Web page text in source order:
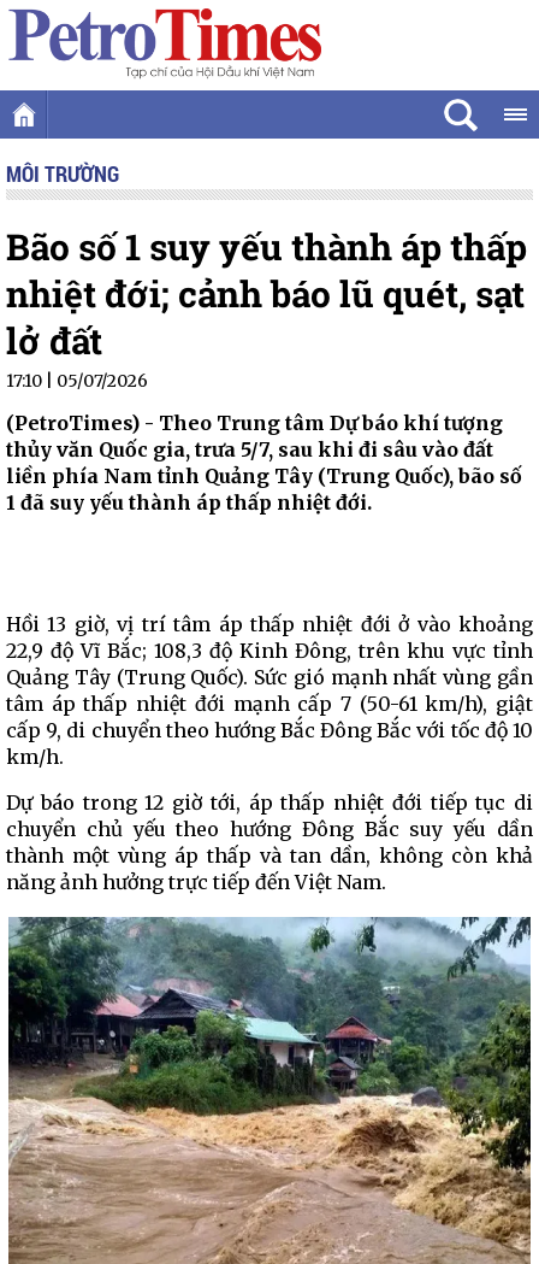
MÔI TRƯỜNG
Bão số 1 suy yếu thành áp thấp
nhiệt đới; cảnh báo lũ quét, sạt
lở đất
17:10 | 05/07/2026
(PetroTimes) - Theo Trung tâm Dự báo khí tượng
thủy văn Quốc gia, trưa 5/7, sau khi đi sâu vào đất
liền phía Nam tỉnh Quảng Tây (Trung Quốc), bão số
1 đã suy yếu thành áp thấp nhiệt đới.
Hồi 13 giờ, vị trí tâm áp thấp nhiệt đới ở vào khoảng
22,9 độ Vĩ Bắc; 108,3 độ Kinh Đông, trên khu vực tỉnh
Quảng Tây (Trung Quốc). Sức gió mạnh nhất vùng gần
tâm áp thấp nhiệt đới mạnh cấp 7 (50-61 km/h), giật
cấp 9, di chuyển theo hướng Bắc Đông Bắc với tốc độ 10
km/h.
Dự báo trong 12 giờ tới, áp thấp nhiệt đới tiếp tục di
chuyển chủ yếu theo hướng Đông Bắc suy yếu dần
thành một vùng áp thấp và tan dần, không còn khả
năng ảnh hưởng trực tiếp đến Việt Nam.